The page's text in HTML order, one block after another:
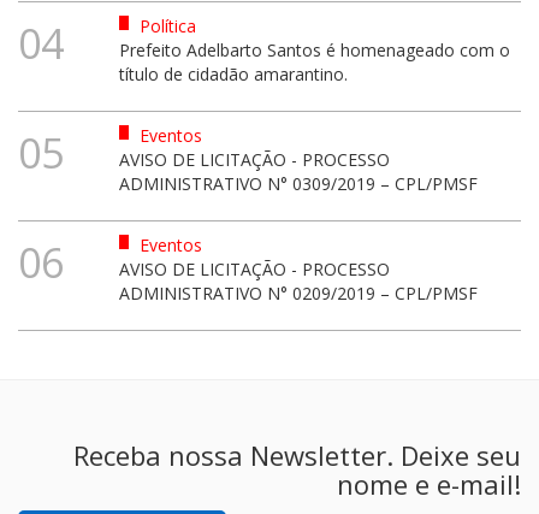
04
Política
Prefeito Adelbarto Santos é homenageado com o
título de cidadão amarantino.
05
Eventos
AVISO DE LICITAÇÃO - PROCESSO
ADMINISTRATIVO N° 0309/2019 – CPL/PMSF
06
Eventos
AVISO DE LICITAÇÃO - PROCESSO
ADMINISTRATIVO N° 0209/2019 – CPL/PMSF
Receba nossa Newsletter. Deixe seu
nome e e-mail!